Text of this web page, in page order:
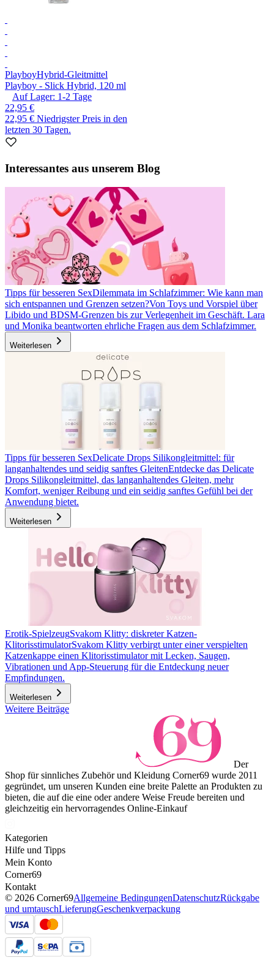
PlayboyHybrid-Gleitmittel
Playboy - Slick Hybrid, 120 ml
Auf Lager: 1-2 Tage
22,95 €
22,95 € Niedrigster Preis in den
letzten 30 Tagen.
Interessantes aus unserem Blog
Tipps für besseren SexDilemmata im Schlafzimmer: Wie kann man
sich entspannen und Grenzen setzen?Von Toys und Vorspiel über
Libido und BDSM-Grenzen bis zur Verlegenheit im Geschäft. Lara
und Monika beantworten ehrliche Fragen aus dem Schlafzimmer.
Weiterlesen
Tipps für besseren SexDelicate Drops Silikongleitmittel: für
langanhaltendes und seidig sanftes GleitenEntdecke das Delicate
Drops Silikongleitmittel, das langanhaltendes Gleiten, mehr
Komfort, weniger Reibung und ein seidig sanftes Gefühl bei der
Anwendung bietet.
Weiterlesen
Erotik-SpielzeugSvakom Klitty: diskreter Katzen-
KlitorisstimulatorSvakom Klitty verbirgt unter einer verspielten
Katzenkappe einen Klitorisstimulator mit Lecken, Saugen,
Vibrationen und App-Steuerung für die Entdeckung neuer
Empfindungen.
Weiterlesen
Weitere Beiträge
Der
Shop für sinnliches Zubehör und Kleidung Corner69 wurde 2011
gegründet, um unseren Kunden eine breite Palette an Produkten zu
bieten, die auf die eine oder andere Weise Freude bereiten und
gleichzeitig ein hervorragendes Online-Einkauf
Kategorien
Hilfe und Tipps
Mein Konto
Corner69
Kontakt
© 2026 Corner69Allgemeine BedingungenDatenschutzRückgabe
und umtauschLieferungGeschenkverpackung